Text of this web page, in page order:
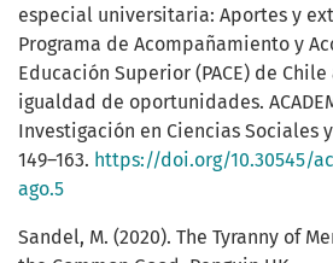
especial universitaria: Aportes y
Programa de Acompañamiento y
Educación Superior (PACE) de
igualdad de oportunidades.
Investigación en Ciencias Sociales
149–163. https://doi.org/10.30545/
ago.5
Sandel, M. (2020). The Tyranny of